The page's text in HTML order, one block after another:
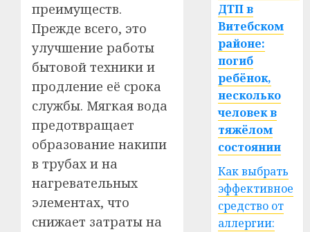
преимуществ.
Прежде всего, это
улучшение работы
бытовой техники и
продление её срока
службы. Мягкая вода
предотвращает
образование накипи
в трубах и на
нагревательных
элементах, что
снижает затраты на
ДТП в
Витебском
районе:
погиб
ребёнок,
несколько
человек в
тяжёлом
состоянии
Как выбрать
эффективное
средство от
аллергии: